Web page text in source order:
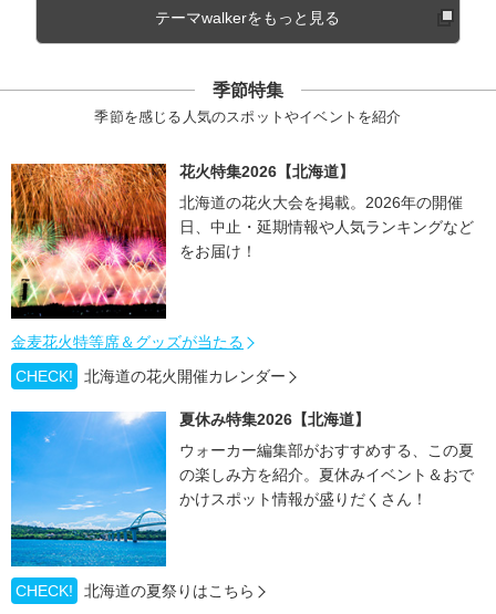
テーマwalkerをもっと見る
季節特集
季節を感じる人気のスポットやイベントを紹介
花火特集2026【北海道】
北海道の花火大会を掲載。2026年の開催
日、中止・延期情報や人気ランキングなど
をお届け！
金麦花火特等席＆グッズが当たる
CHECK!
北海道の花火開催カレンダー
夏休み特集2026【北海道】
ウォーカー編集部がおすすめする、この夏
の楽しみ方を紹介。夏休みイベント＆おで
かけスポット情報が盛りだくさん！
CHECK! 北海道の夏祭りはこちら